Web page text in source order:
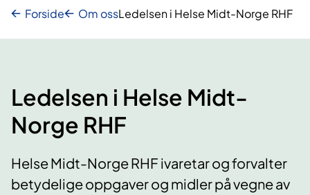
Forside Om ossLedelsen i Helse Midt-Norge RHF
Ledelsen i Helse Midt-
Norge RHF
Helse Midt-Norge RHF ivaretar og forvalter
betydelige oppgaver og midler på vegne av